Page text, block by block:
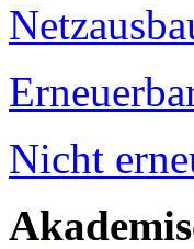
Nicht